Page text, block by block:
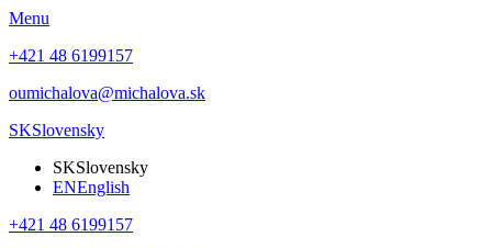
Menu
+421 48 6199157
oumichalova@michalova.sk
SKSlovensky
SKSlovensky
ENEnglish
+421 48 6199157